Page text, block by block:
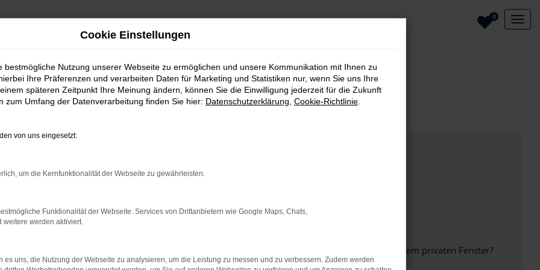
0
bestimmter Seiten verhindern. Funktioniert die Seite in einem anderen Browser oder in einem privaten Fenster?
Cookie Einstellungen
bestmögliche Nutzung unserer Webseite zu ermöglichen und unsere Kommunikation mit Ihnen zu
Ihre Präferenzen und verarbeiten Daten für Marketing und Statistiken nur, wenn Sie uns Ihre
späteren Zeitpunkt Ihre Meinung ändern, können Sie die Einwilligung jederzeit für die Zukunft
zum Umfang der Datenverarbeitung finden Sie hier: Datenschutzerklärung Cookie-Richtlinie
von uns eingesetzt:
um die Kernfunktionalität der Webseite zu gewährleisten.
Funktionalität der Webseite. Services von Drittanbietern wie Google Maps, Chats,
weitere werden aktiviert.
es uns, die Nutzung der Webseite zu analysieren, um die Leistung zu messen und zu verbessern. Zudem werden